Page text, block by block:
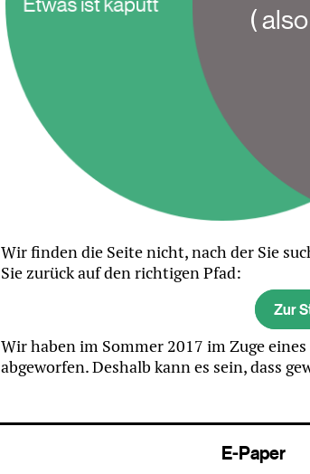
(
Wir finden die Seite nicht, nach der Sie
Sie zurück auf den richtigen Pfad:
Zur
Wir haben im Sommer 2017 im Zuge
abgeworfen. Deshalb kann es sein, dass
E-Paper